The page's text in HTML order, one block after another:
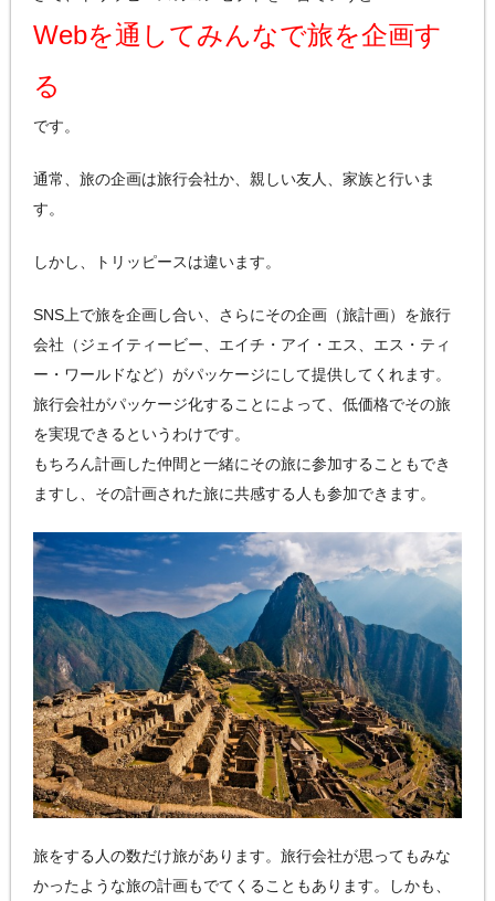
Webを通してみんなで旅を企画す
る
です。
通常、旅の企画は旅行会社か、親しい友人、家族と行いま
す。
しかし、トリッピースは違います。
SNS上で旅を企画し合い、さらにその企画（旅計画）を旅行
会社（ジェイティービー、エイチ・アイ・エス、エス・ティ
ー・ワールドなど）がパッケージにして提供してくれます。
旅行会社がパッケージ化することによって、低価格でその旅
を実現できるというわけです。
もちろん計画した仲間と一緒にその旅に参加することもでき
ますし、その計画された旅に共感する人も参加できます。
旅をする人の数だけ旅があります。旅行会社が思ってもみな
かったような旅の計画もでてくることもあります。しかも、